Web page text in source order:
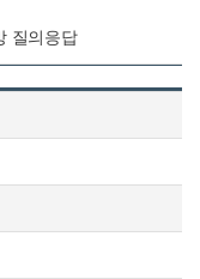
질의응답